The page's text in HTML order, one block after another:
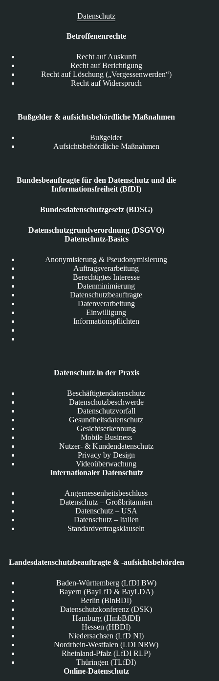
Datenschutz
Betroffenenrechte
Recht auf Auskunft
Recht auf Berichtigung
Recht auf Löschung („Vergessenwerden“)
Recht auf Widerspruch
Bußgelder & aufsichtsbehördliche Maßnahmen
Bußgelder
Aufsichtsbehördliche Maßnahmen
Bundesbeauftragte für den Datenschutz und die
Informationsfreiheit (BfDI)
Bundesdatenschutzgesetz (BDSG)
Datenschutzgrundverordnung (DSGVO)
Datenschutz-Basics
Anonymisierung & Pseudonymisierung
Auftragsverarbeitung
Berechtigtes Interesse
Datenminimierung
Datenschutzbeauftragte
Datenverarbeitung
Einwilligung
Informationspflichten
Datenschutz in der Praxis
Beschäftigtendatenschutz
Datenschutzbeschwerde
Datenschutzvorfall
Gesundheitsdatenschutz
Gesichtserkennung
Mobile Business
Nutzer- & Kundendatenschutz
Privacy by Design
Videoüberwachung
Internationaler Datenschutz
Angemessenheitsbeschluss
Datenschutz – Großbritannien
Datenschutz – USA
Datenschutz – Italien
Standardvertragsklauseln
Landesdatenschutzbeauftragte & -aufsichtsbehörden
Baden-Württemberg (LfDI BW)
Bayern (BayLfD & BayLDA)
Berlin (BlnBDI)
Datenschutzkonferenz (DSK)
Hamburg (HmbBfDI)
Hessen (HBDI)
Niedersachsen (LfD NI)
Nordrhein-Westfalen (LDI NRW)
Rheinland-Pfalz (LfDI RLP)
Thüringen (TLfDI)
Online-Datenschutz